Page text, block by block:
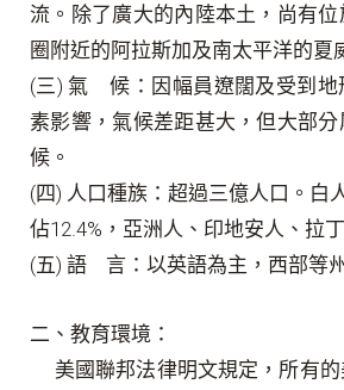
流。除了廣大的內陸本土，尚有
圈附近的阿拉斯加及南太平洋的夏
(三) 氣
候：因幅員遼闊及受到
素影響，氣候差距甚大，但大部
候。
(四) 人口種族：超過三億人口。白
佔12.4% ，亞洲人、印地安人、拉
(五) 語 言：以英語為主，西部等
二、教育環境：
美國聯邦法律明文規定，所有